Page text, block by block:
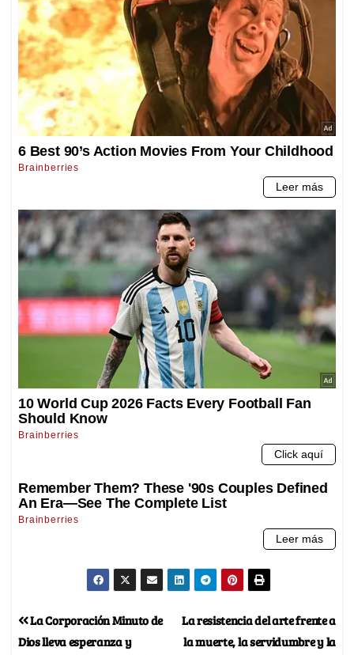
La resistencia del arte frente a
la muerte, la servidumbre y la
La Corporación Minuto de
Dios lleva esperanza y